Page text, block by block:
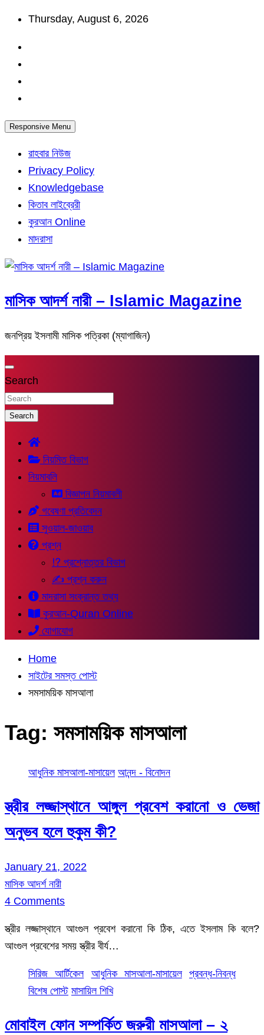
Skip
content
Thursday, August 6, 2026
Responsive Menu
রাহবার নিউজ
Privacy Policy
Knowledgebase
কিতাব লাইব্রেরী
কুরআন Online
মাদরাসা
মাসিক আদর্শ নারী – Islamic Magazine
জনপ্রিয় ইসলামী মাসিক পত্রিকা (ম্যাগাজিন)
Search
Search
নিয়মিত বিভাগ
নিয়মাবলি
বিজ্ঞাপন নিয়মাবলী
গবেষণা প্রতিবেদন
সুওয়াল-জাওয়াব
প্রশ্ন
⁉ প্রশ্নোত্তর বিভাগ
✍ প্রশ্ন করুন
মাদরাসা সংক্রান্ত তথ্য
কুরআন-Quran Online
যোগাযোগ
Home
সাইটের সমস্ত পোস্ট
সমসাময়িক মাসআলা
Tag: সমসাময়িক মাসআলা
আধুনিক মাসআলা-মাসায়েল আনন্দ - বিনোদন
স্ত্রীর লজ্জাস্থানে আঙ্গুল প্রবেশ করানো ও ভেজা
অনুভব হলে হুকুম কী?
January 21, 2022
মাসিক আদর্শ নারী
4 Comments
স্ত্রীর লজ্জাস্থানে আংগুল প্রবেশ করানো কি ঠিক, এতে ইসলাম কি বলে?
আংগুল প্রবেশের সময় স্ত্রীর বীর্য…
সিরিজ আর্টিকেল আধুনিক মাসআলা-মাসায়েল
প্রবন্ধ-নিবন্ধ
বিশেষ পোস্ট মাসায়িল শিখি
মোবাইল ফোন সম্পর্কিত জরুরী মাসআলা – ২